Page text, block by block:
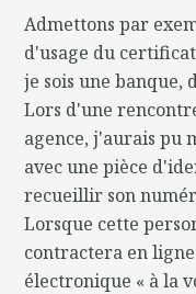
Admettons par
d'usage du
je sois une banque,
Lors d'une
agence, j'aurais pu
avec une pièce
recueillir son
Lorsque cette
contractera en
électronique « à la